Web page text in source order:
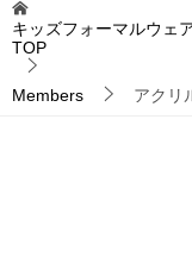
キッズフォーマルウェ
TOP
Members アクリ